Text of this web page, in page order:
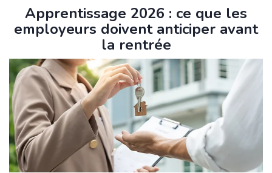
Apprentissage 2026 : ce que les
employeurs doivent anticiper avant
la rentrée